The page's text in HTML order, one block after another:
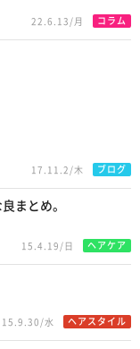
22.6.13/月 コラム
17.11.2/木 ブログ
まとめ。
15.4.19/日 ヘアケア
15.9.30/水 ヘアスタイル